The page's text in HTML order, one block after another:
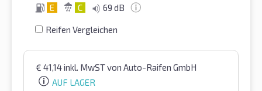
E C 69 dB
Reifen Vergleichen
€ 41,14inkl. MwSTvon Auto-Raifen GmbH
AUF LAGER